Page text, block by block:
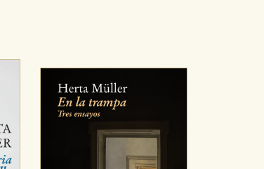
HABILITAR TODO